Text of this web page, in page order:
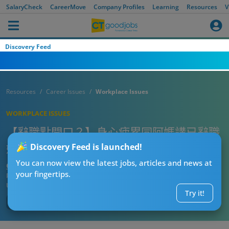
SalaryCheck CareerMove Company Profiles Learning Resources
Discovery Feed
Discovery Feed is launched!
You can now view the latest jobs, articles and news at
your fingertips.
Try it!
Resources Career Issues Workplace Issues
WORKPLACE ISSUES
【辭職點開口？】身心疲累同阿媽講已辭職
媽媽竟然咁回應！
CTgoodjobs’ Editor
Published:2026-07-28 08:00
Updated: